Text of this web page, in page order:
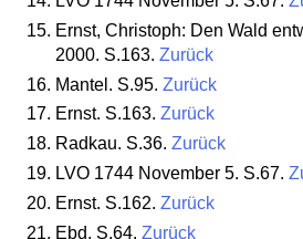
Ernst, Christoph: Den Wald
2000. S.163. Zurück
Mantel. S.95. Zurück
Ernst. S.163. Zurück
Radkau. S.36. Zurück
LVO 1744 November 5. S.67.
Ernst. S.162. Zurück
Ebd. S.64. Zurück